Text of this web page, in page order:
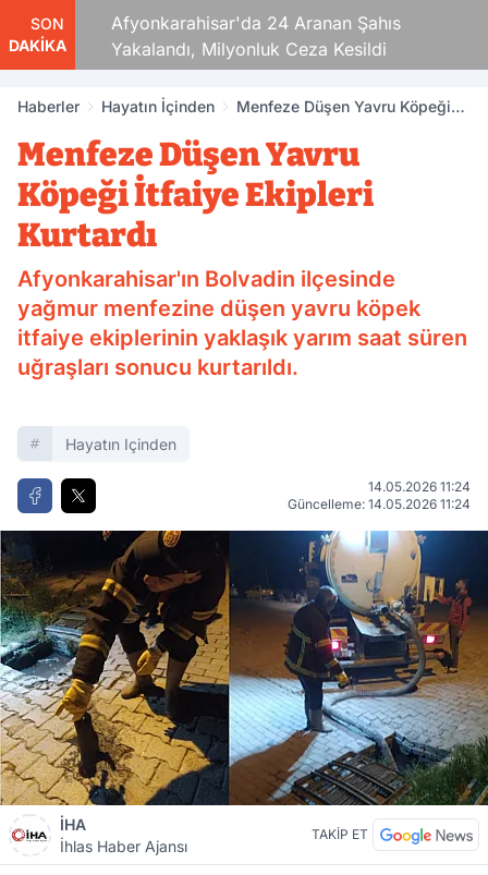
SON
DAKİKA
Afyonkarahisar'da 24 Aranan Şahıs
Yakalandı, Milyonluk Ceza Kesildi
Haberler Hayatın İçinden
Menfeze Düşen Yavru Köpeği
Menfeze Düşen Yavru
Köpeği İtfaiye Ekipleri
Kurtardı
Afyonkarahisar'ın Bolvadin ilçesinde
yağmur menfezine düşen yavru köpek
itfaiye ekiplerinin yaklaşık yarım saat süren
uğraşları sonucu kurtarıldı.
Hayatın Içinden
14.05.2026 11:24
Güncelleme: 14.05.2026 11:24
İHA
İhlas Haber Ajansı
TAKİP ET